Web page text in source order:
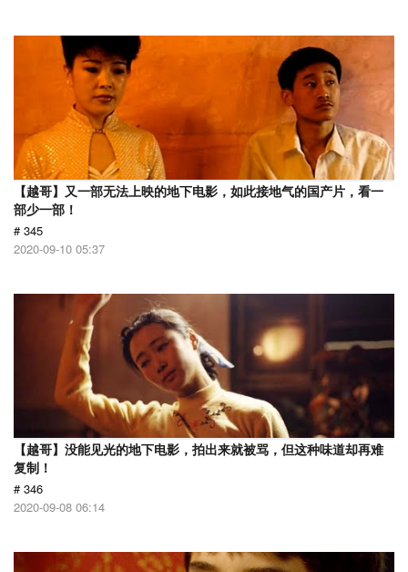
【越哥】又一部无法上映的地下电影，如此接地气的国产片，看一
部少一部！
# 345
2020-09-10 05:37
【越哥】没能见光的地下电影，拍出来就被骂，但这种味道却再难
复制！
# 346
2020-09-08 06:14